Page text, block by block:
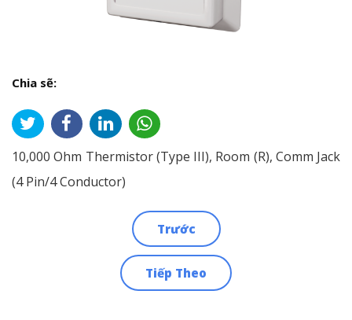
Chia sẽ:
10,000 Ohm Thermistor (Type III), Room (R), Comm Jack
(4 Pin/4 Conductor)
Trước
Tiếp Theo